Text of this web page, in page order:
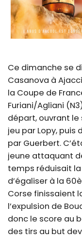
Ce dimanche se
Casanova à
la Coupe de
Furiani/Agliani
départ, ouvrant
jeu par Lopy, puis
par Guerbert.
jeune attaquant
temps réduisait
d’égaliser à la
Corse finissaient
l’expulsion de
donc le score au
des tirs au but